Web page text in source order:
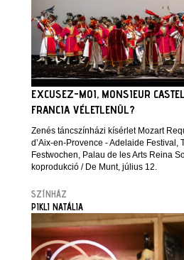
EXCUSEZ-MOI, MONSIEUR
FRANCIA VÉLETLENÜL?
Zenés táncszínházi kísérlet Mozart
d’Aix-en-Provence - Adelaide Festival,
Festwochen, Palau de les Arts Reina
koprodukció / De Munt, július 12.
SZÍNHÁZ
PIKLI NATÁLIA